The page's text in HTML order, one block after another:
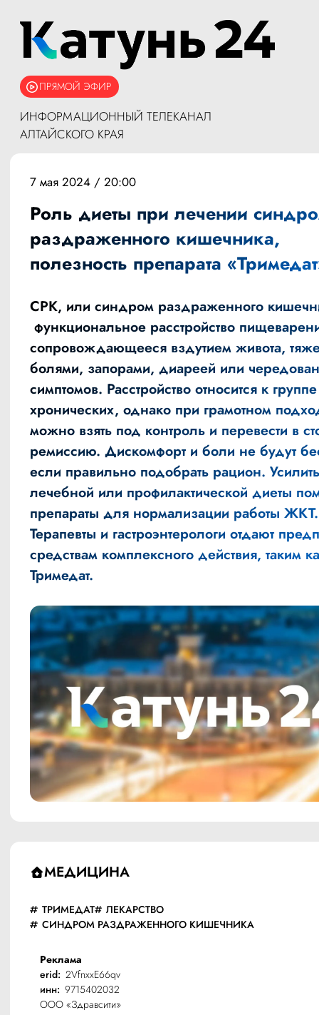
ПРЯМОЙ ЭФИР
ИНФОРМАЦИОННЫЙ ТЕЛЕКАНАЛ
АЛТАЙСКОГО КРАЯ
МЕДИЦИНА
ТРИМЕДАТ
ЛЕКАРСТВО
СИНДРОМ РАЗДРАЖЕННОГО КИШЕЧНИКА
Реклама
erid: 2VfnxxE66qv
инн: 9715402032
ООО «Здравсити»
7 мая 2024 / 20:00
Роль диеты при лечении
раздраженного кишечника,
полезность препарата
СРК, или синдром раздраженного
функциональное расстройство
сопровождающееся вздутием живота,
болями, запорами, диареей или
симптомов. Расстройство относится к группе
хронических, однако при грамотном
можно взять под контроль и перевести в
ремиссию. Дискомфорт и боли не будут
если правильно подобрать рацион.
лечебной или профилактической диеты
препараты для нормализации работы ЖКТ.
Терапевты и гастроэнтерологи отдают
средствам комплексного действия, таким
Тримедат.